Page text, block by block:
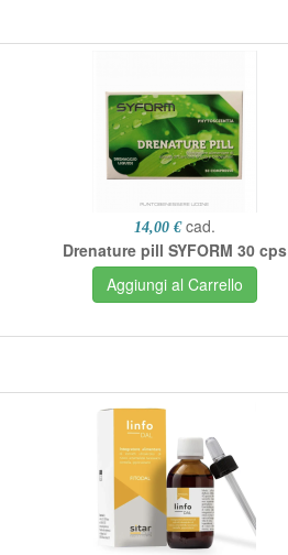
14,00 € cad.
Drenature pill SYFORM 30 cps
Aggiungi al Carrello